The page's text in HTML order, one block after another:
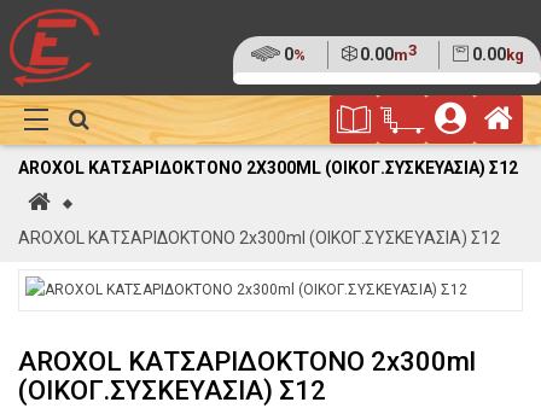
Ποσοστό
της
παλέτας
0% Όγκος
0.00m3 Βάρος
0.00kg
(0%)
Φυλλάδιο
Προσφορών
Καλάθι
Αγορών
Show
Megamenu
AROXOL ΚΑΤΣΑΡΙΔΟΚΤΟΝΟ 2X300ML (ΟΙΚΟΓ.ΣΥΣΚΕΥΑΣΙΑ) Σ12
Αρχική
AROXOL ΚΑΤΣΑΡΙΔΟΚΤΟΝΟ 2x300ml (ΟΙΚΟΓ.ΣΥΣΚΕΥΑΣΙΑ) Σ12
AROXOL ΚΑΤΣΑΡΙΔΟΚΤΟΝΟ 2x300ml
(ΟΙΚΟΓ.ΣΥΣΚΕΥΑΣΙΑ) Σ12